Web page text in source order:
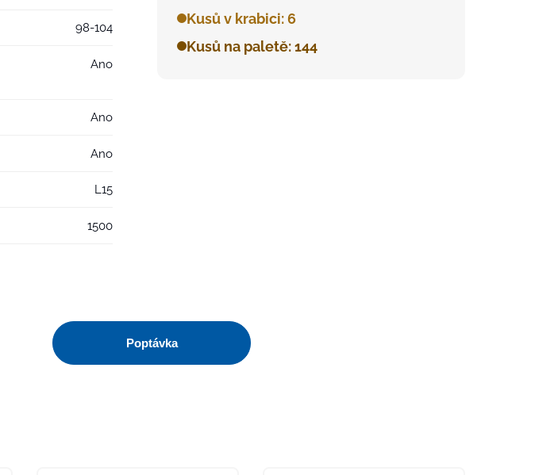
98-104
Ano
Ano
Ano
L15
1500
Kusů v krabici: 6
Kusů na paletě: 144
Poptávka